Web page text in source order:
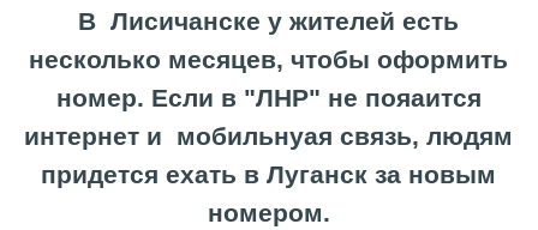
В Лисичанске у жителей есть
несколько месяцев, чтобы оформить
номер. Если в "ЛНР" не пояаится
интернет и мобильнуая связь, людям
придется ехать в Луганск за новым
номером.